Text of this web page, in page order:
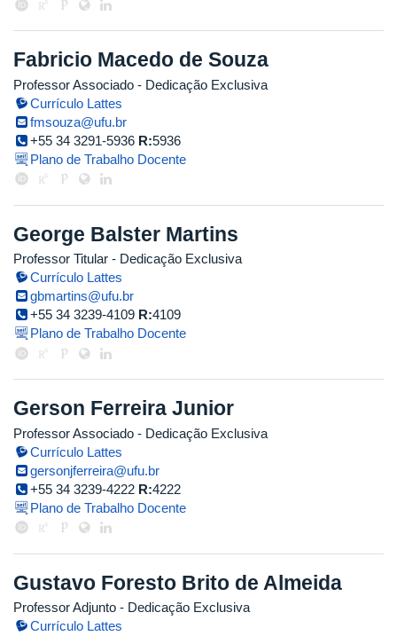
Fabricio Macedo de Souza
Professor Associado - Dedicação Exclusiva
Currículo Lattes
fmsouza@ufu.br
+55 34 3291-5936 R:5936
Plano de Trabalho Docente
George Balster Martins
Professor Titular - Dedicação Exclusiva
Currículo Lattes
gbmartins@ufu.br
+55 34 3239-4109 R:4109
Plano de Trabalho Docente
Gerson Ferreira Junior
Professor Associado - Dedicação Exclusiva
Currículo Lattes
gersonjferreira@ufu.br
+55 34 3239-4222 R:4222
Plano de Trabalho Docente
Gustavo Foresto Brito de Almeida
Professor Adjunto - Dedicação Exclusiva
Currículo Lattes